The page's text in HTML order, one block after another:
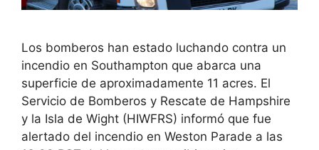
Los bomberos han estado luchando contra un
incendio en Southampton que abarca una
superficie de aproximadamente 11 acres. El
Servicio de Bomberos y Rescate de Hampshire
y la Isla de Wight (HIWFRS) informó que fue
alertado del incendio en Weston Parade a las